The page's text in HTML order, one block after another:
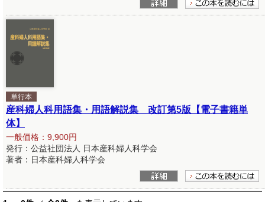
単行本
産科婦人科用語集・用語解説集 改訂第5版【電子書籍単
体】
一般価格：9,900円
発行：公益社団法人 日本産科婦人科学会
著者：日本産科婦人科学会